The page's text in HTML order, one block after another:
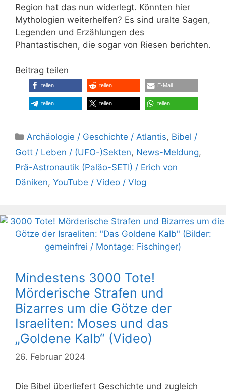
Region hat das nun widerlegt. Könnten hier
Mythologien weiterhelfen? Es sind uralte Sagen,
Legenden und Erzählungen des
Phantastischen, die sogar von Riesen berichten.
Beitrag teilen
teilen teilen E-Mail
teilen teilen teilen
Kategorien
Archäologie / Geschichte / Atlantis, Bibel /
Gott / Leben / (UFO-)Sekten, News-Meldung,
Prä-Astronautik (Paläo-SETI) / Erich von
Däniken, YouTube / Video / Vlog
Mindestens 3000 Tote!
Mörderische Strafen und
Bizarres um die Götze der
Israeliten: Moses und das
„Goldene Kalb“ (Video)
26. Februar 2024
Die Bibel überliefert Geschichte und zugleich